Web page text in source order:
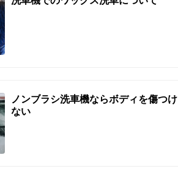
ノンブラシ洗車機ならボディを傷つけ
ない